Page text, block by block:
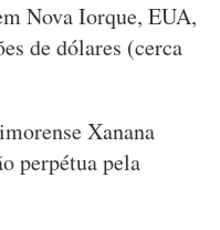
Nova Iorque, EUA,
de dólares (cerca
Xanana
perpétua pela